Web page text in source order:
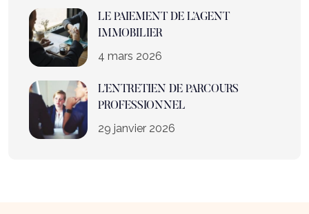
LE PAIEMENT DE L’AGENT
IMMOBILIER
4 mars 2026
L’ENTRETIEN DE PARCOURS
PROFESSIONNEL
29 janvier 2026